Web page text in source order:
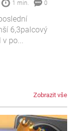
1 min. 0
6,3palcový
v po...
Zobrazit vše